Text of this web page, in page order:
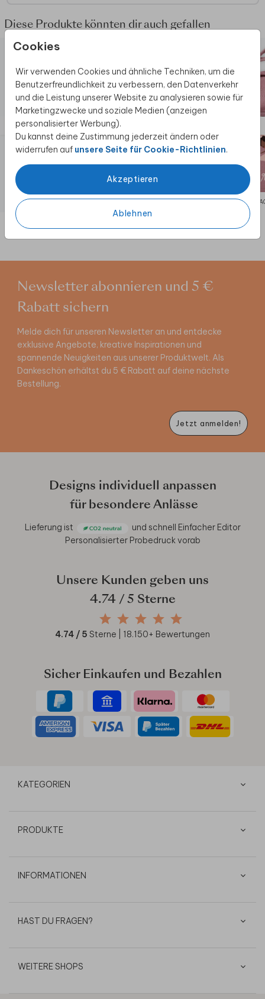
Cookies
Wir verwenden Cookies und ähnliche Techniken, um die
Benutzerfreundlichkeit zu verbessern, den Datenverkehr
und die Leistung unserer Website zu analysieren sowie für
Marketingzwecke und soziale Medien (anzeigen
personalisierter Werbung).
Du kannst deine Zustimmung jederzeit ändern oder
widerrufen auf unsere Seite für Cookie-Richtlinien.
Akzeptieren
Ablehnen
Zugkordeln in der Farbe der Tasche
Nicht für die Waschmaschine geeignet
Diese Produkte könnten dir auch gefallen
Newsletter abonnieren und 5 €
Rabatt sichern
Melde dich für unseren Newsletter an und entdecke
exklusive Angebote, kreative Inspirationen und
spannende Neuigkeiten aus unserer Produktwelt. Als
Dankeschön erhältst du 5 € Rabatt auf deine nächste
Bestellung.
Jetzt anmelden!
Designs individuell anpassen
für besondere Anlässe
Lieferung ist und schnell Einfacher Editor
Personalisierter Probedruck vorab
Unsere Kunden geben uns
4.74/ 5 Sterne
4.74 / 5 Sterne | 18.150+ Bewertungen
Sicher Einkaufen und Bezahlen
KATEGORIEN
PRODUKTE
INFORMATIONEN
HAST DU FRAGEN?
WEITERE SHOPS